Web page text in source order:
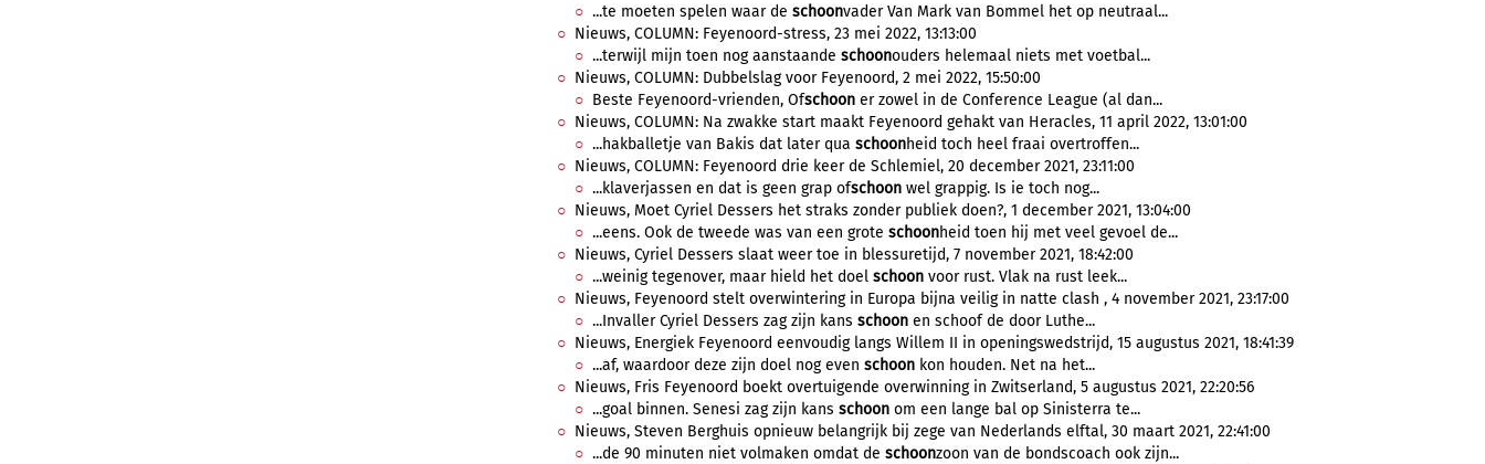
...te moeten spelen waar de schoonvader Van Mark van Bommel het op neutraal...
Nieuws, COLUMN: Feyenoord-stress, 23 mei 2022, 13:13:00
...terwijl mijn toen nog aanstaande schoonouders helemaal niets met voetbal...
Nieuws, COLUMN: Dubbelslag voor Feyenoord, 2 mei 2022, 15:50:00
Beste Feyenoord-vrienden, Ofschoon er zowel in de Conference League (al dan...
Nieuws, COLUMN: Na zwakke start maakt Feyenoord gehakt van Heracles, 11 april 2022, 13:01:00
...hakballetje van Bakis dat later qua schoonheid toch heel fraai overtroffen...
Nieuws, COLUMN: Feyenoord drie keer de Schlemiel, 20 december 2021, 23:11:00
...klaverjassen en dat is geen grap ofschoon wel grappig. Is ie toch nog...
Nieuws, Moet Cyriel Dessers het straks zonder publiek doen?, 1 december 2021, 13:04:00
...eens. Ook de tweede was van een grote schoonheid toen hij met veel gevoel de...
Nieuws, Cyriel Dessers slaat weer toe in blessuretijd, 7 november 2021, 18:42:00
...weinig tegenover, maar hield het doel schoon voor rust. Vlak na rust leek...
Nieuws, Feyenoord stelt overwintering in Europa bijna veilig in natte clash , 4 november 2021, 23:17:00
...Invaller Cyriel Dessers zag zijn kans schoon en schoof de door Luthe...
Nieuws, Energiek Feyenoord eenvoudig langs Willem II in openingswedstrijd, 15 augustus 2021, 18:41:39
...af, waardoor deze zijn doel nog even schoon kon houden. Net na het...
Nieuws, Fris Feyenoord boekt overtuigende overwinning in Zwitserland, 5 augustus 2021, 22:20:56
...goal binnen. Senesi zag zijn kans schoon om een lange bal op Sinisterra te...
Nieuws, Steven Berghuis opnieuw belangrijk bij zege van Nederlands elftal, 30 maart 2021, 22:41:00
...de 90 minuten niet volmaken omdat de schoonzoon van de bondscoach ook zijn...